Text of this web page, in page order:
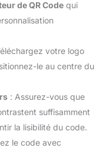
de QR Code qui
votre logo
le au centre du
: Assurez-vous que
suffisamment
la lisibilité du code.
le code avec